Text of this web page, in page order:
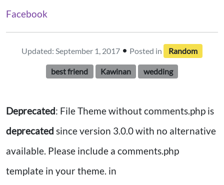
Facebook
Updated: September 1, 2017• Posted in Random
best friend Kawinan wedding
Deprecated: File Theme without comments.php is
deprecated since version 3.0.0 with no alternative
available. Please include a comments.php
template in your theme. in